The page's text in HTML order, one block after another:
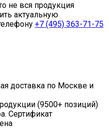
не вся продукция
актуальную
+7 (495) 363-71-75
доставка по Москве и
(9500+ позиций)
Сертификат